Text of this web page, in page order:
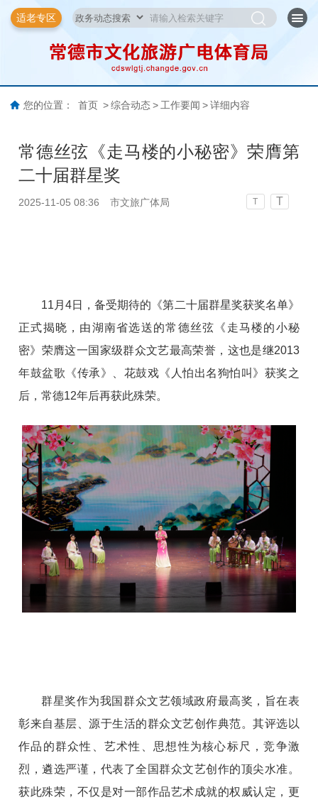
适老专区
您的位置： 首页 > 综合动态 > 工作要闻 > 详细内容
常德丝弦《走马楼的小秘密》荣膺第
二十届群星奖
2025-11-05 08:36 市文旅广体局 T T
11月4日，备受期待的《第二十届群星奖获奖名单》
正式揭晓，由湖南省选送的常德丝弦《走马楼的小秘
密》荣膺这一国家级群众文艺最高荣誉，这也是继2013
年鼓盆歌《传承》、花鼓戏《人怕出名狗怕叫》获奖之
后，常德12年后再获此殊荣。
群星奖作为我国群众文艺领域政府最高奖，旨在表
彰来自基层、源于生活的群众文艺创作典范。其评选以
作品的群众性、艺术性、思想性为核心标尺，竞争激
烈，遴选严谨，代表了全国群众文艺创作的顶尖水准。
获此殊荣，不仅是对一部作品艺术成就的权威认定，更